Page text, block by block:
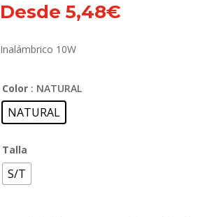
Desde 5,48€
Inalámbrico 10W
Color : NATURAL
NATURAL
Talla
S/T